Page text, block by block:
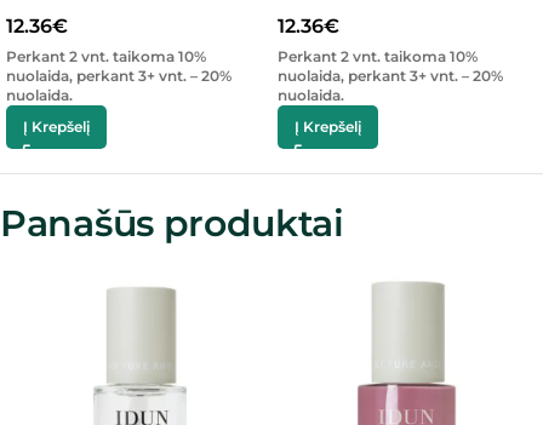
12.36€
Perkant 2 vnt. taikoma 10%
nuolaida, perkant 3+ vnt. – 20%
nuolaida.
Į Krepšelį
12.36€
Perkant 2 vnt. taikoma 10%
nuolaida, perkant 3+ vnt. – 20%
nuolaida.
Į Krepšelį
Panašūs produktai